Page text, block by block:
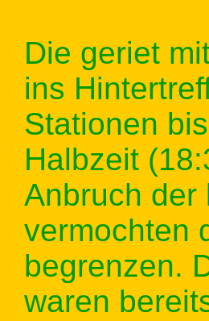
Die geriet
ins
Stationen
Halbzeit
Anbruch der
vermochten
begrenzen.
waren